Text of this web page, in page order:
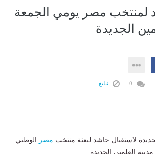
لمنتخب مصر يومي الجمعة
الجديدة
تبليغ
لاستقبال حاشد لبعثة منتخب مصر
الوطني
العلمين الجديدة.